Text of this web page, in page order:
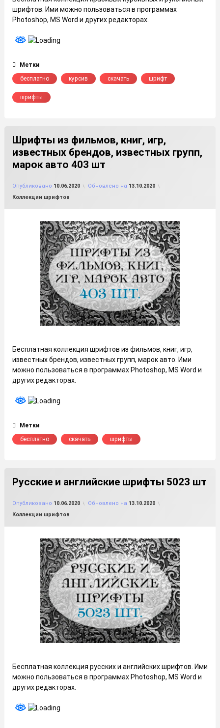
шрифтов. Ими можно пользоваться в программах
Photoshop, MS Word и других редакторах.
Метки
бесплатно
курсив скачать шрифт
шрифты
Шрифты из фильмов, книг, игр,
известных брендов, известных групп,
марок авто 403 шт
Опубликовано 10.06.2020 Обновлено на 13.10.2020
Рубрики:
Коллекции шрифтов
Бесплатная коллекция шрифтов из фильмов, книг, игр,
известных брендов, известных групп, марок авто. Ими
можно пользоваться в программах Photoshop, MS Word и
других редакторах.
Метки
бесплатно
скачать шрифты
Русские и английские шрифты 5023 шт
Опубликовано 10.06.2020 Обновлено на 13.10.2020
Рубрики:
Коллекции шрифтов
Бесплатная коллекция русских и английских шрифтов. Ими
можно пользоваться в программах Photoshop, MS Word и
других редакторах.